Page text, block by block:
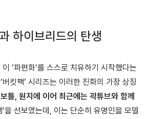
하이브리드의 탄생
‘파편화’를 스스로 치유하기 시작했다는
킷팩’ 시리즈는 이러한 진화의 가장 상징
틀, 원지에 이어 최근에는 곽튜브와 함께
’을 선보였는데, 이는 단순히 유명인을 모델